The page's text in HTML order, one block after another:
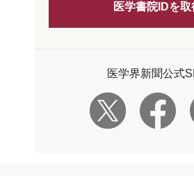
医学書院IDを取
医学界新聞公式